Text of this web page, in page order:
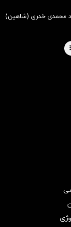
محمدی خدری (شاهین)